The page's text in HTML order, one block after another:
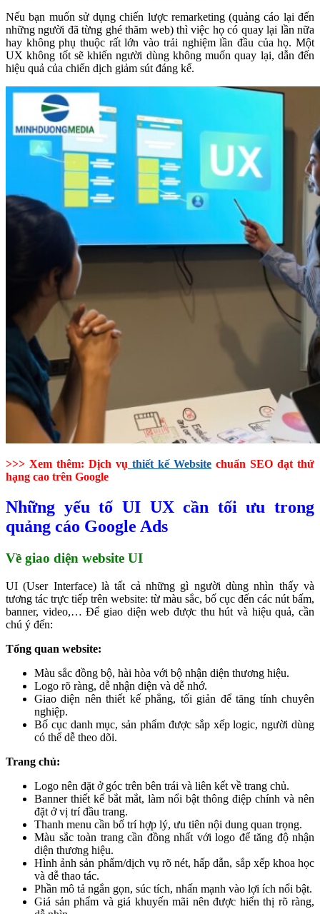
Nếu bạn muốn sử dụng chiến lược remarketing (quảng cáo lại đến
những người đã từng ghé thăm web) thì việc họ có quay lại lần nữa
hay không phụ thuộc rất lớn vào trải nghiệm lần đầu của họ. Một
UX không tốt sẽ khiến người dùng không muốn quay lại, dẫn đến
hiệu quả của chiến dịch giảm sút đáng kể.
>>> Xem thêm: Dịch vụ thiết kế Website chuẩn SEO đạt thứ
hạng cao trên Google
Những yếu tố UI UX cần tối ưu trong
quảng cáo Google Ads
Về giao diện website UI
UI (User Interface) là tất cả những gì người dùng nhìn thấy và
tương tác trực tiếp trên website: từ màu sắc, bố cục đến các nút bấm,
banner, video,… Để giao diện web được thu hút và hiệu quả, cần
chú ý đến:
Tổng quan website:
Màu sắc đồng bộ, hài hòa với bộ nhận diện thương hiệu.
Logo rõ ràng, dễ nhận diện và dễ nhớ.
Giao diện nên thiết kế phẳng, tối giản để tăng tính chuyên
nghiệp.
Bố cục danh mục, sản phẩm được sắp xếp logic, người dùng
có thể dễ theo dõi.
Trang chủ:
Logo nên đặt ở góc trên bên trái và liên kết về trang chủ.
Banner thiết kế bắt mắt, làm nổi bật thông điệp chính và nên
đặt ở vị trí đầu trang.
Thanh menu cần bố trí hợp lý, ưu tiên nội dung quan trọng.
Màu sắc toàn trang cần đồng nhất với logo để tăng độ nhận
diện thương hiệu.
Hình ảnh sản phẩm/dịch vụ rõ nét, hấp dẫn, sắp xếp khoa học
và dễ thao tác.
Phần mô tả ngắn gọn, súc tích, nhấn mạnh vào lợi ích nổi bật.
Giá sản phẩm và giá khuyến mãi nên được hiển thị rõ ràng,